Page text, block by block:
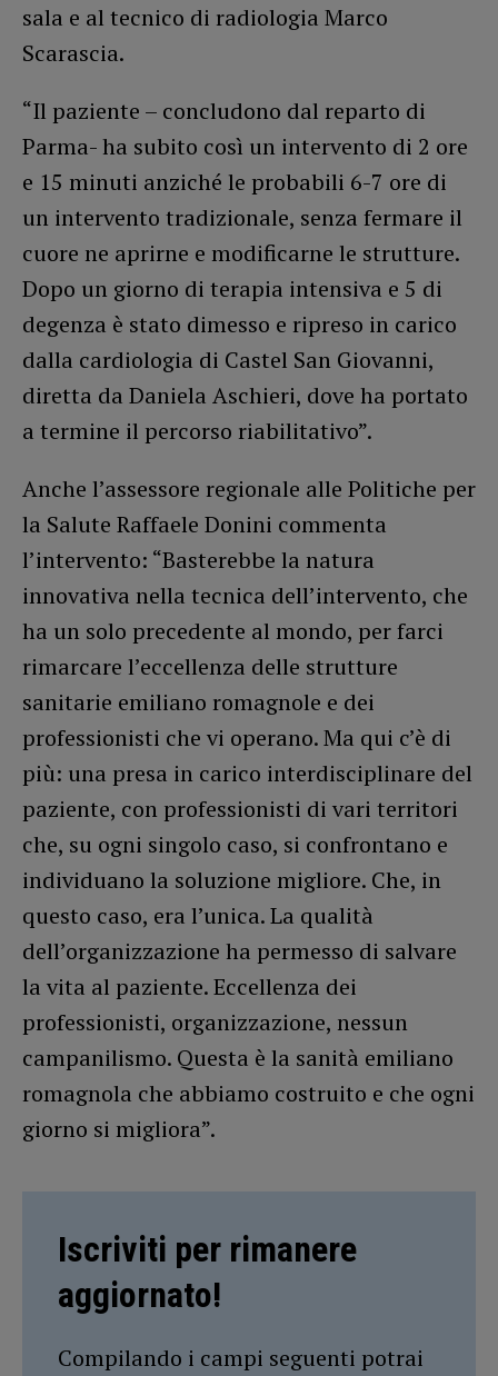
sala e al tecnico di radiologia Marco
Scarascia.
“Il paziente – concludono dal reparto di
Parma- ha subito così un intervento di 2 ore
e 15 minuti anziché le probabili 6-7 ore di
un intervento tradizionale, senza fermare il
cuore ne aprirne e modificarne le strutture.
Dopo un giorno di terapia intensiva e 5 di
degenza è stato dimesso e ripreso in carico
dalla cardiologia di Castel San Giovanni,
diretta da Daniela Aschieri, dove ha portato
a termine il percorso riabilitativo”.
Anche l’assessore regionale alle Politiche per
la Salute Raffaele Donini commenta
l’intervento: “Basterebbe la natura
innovativa nella tecnica dell’intervento, che
ha un solo precedente al mondo, per farci
rimarcare l’eccellenza delle strutture
sanitarie emiliano romagnole e dei
professionisti che vi operano. Ma qui c’è di
più: una presa in carico interdisciplinare del
paziente, con professionisti di vari territori
che, su ogni singolo caso, si confrontano e
individuano la soluzione migliore. Che, in
questo caso, era l’unica. La qualità
dell’organizzazione ha permesso di salvare
la vita al paziente. Eccellenza dei
professionisti, organizzazione, nessun
campanilismo. Questa è la sanità emiliano
romagnola che abbiamo costruito e che ogni
giorno si migliora”.
Iscriviti per rimanere
aggiornato!
Compilando i campi seguenti potrai